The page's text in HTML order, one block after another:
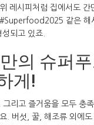
레시피처럼 집에서도 간
같은 해
되고 있죠.
의 슈퍼
게!
리고 즐거움을 모두 충
. 버섯, 꿀, 해조류 외에